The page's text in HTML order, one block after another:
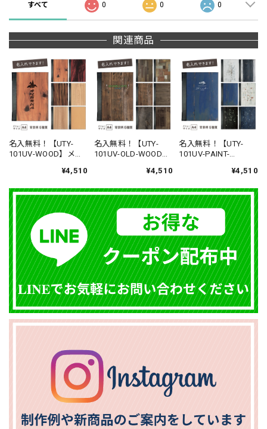
すべて 0 0 0
関連商品
名入無料！【UTY-
101UV-WOOD】メニ
調/A4サイズ （受注
¥4,510
名入無料！【UTY-
101UV-OLD-WOOD】
目調/A4サイズ （受
¥4,510
名入無料！【UTY-
101UV-PAINT-
ック：木目調/A4サイ
¥4,510